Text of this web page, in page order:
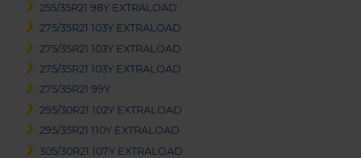
255/35R21 98Y EXTRALOAD
275/35R21 103Y EXTRALOAD
275/35R21 103Y EXTRALOAD
275/35R21 103Y EXTRALOAD
275/35R21 99Y
295/30R21 102Y EXTRALOAD
295/35R21 110Y EXTRALOAD
305/30R21 107Y EXTRALOAD